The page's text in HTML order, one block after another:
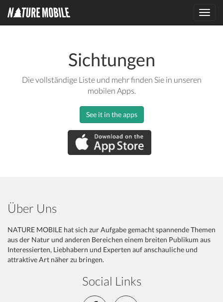
Sichtungen
Die vollständige Liste und mehr finden Sie in unseren
mobilen Apps.
See it in the apps
Über Uns
NATURE MOBILE hat sich zur Aufgabe gemacht spannende Themen
aus der Natur und anderen Bereichen einem breiten Publikum aus
Interessierten, Liebhabern und Experten auf anschauliche und
attraktive Art näher zu bringen.
Social Links